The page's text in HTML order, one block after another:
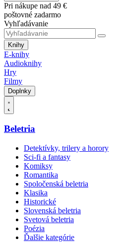
Pri nákupe nad 49 €
poštovné zadarmo
Vyhľadávanie
Knihy
E-knihy
Audioknihy
Hry
Filmy
Doplnky
Beletria
Detektívky, trilery a horory
Sci-fi a fantasy
Komiksy
Romantika
Spoločenská beletria
Klasika
Historické
Slovenská beletria
Svetová beletria
Poézia
Ďalšie kategórie